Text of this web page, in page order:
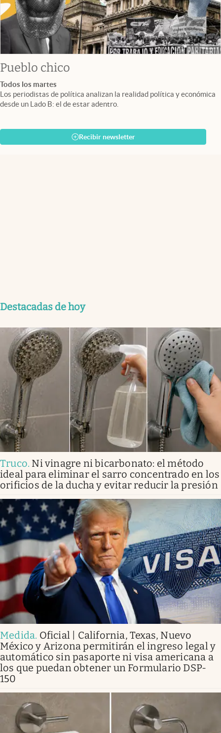
Pueblo chico
Todos los martes
Los periodistas de política analizan la realidad política y económica
desde un Lado B: el de estar adentro.
Recibir newsletter
Destacadas de hoy
Truco. Ni vinagre ni bicarbonato: el método
ideal para eliminar el sarro concentrado en los
orificios de la ducha y evitar reducir la presión
Medida. Oficial | California, Texas, Nuevo
México y Arizona permitirán el ingreso legal y
automático sin pasaporte ni visa americana a
los que puedan obtener un Formulario DSP-
150